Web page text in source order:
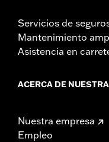
Servicios de
Mantenimiento
Asistencia en
ACERCA DE
Nuestra empresa
Empleo